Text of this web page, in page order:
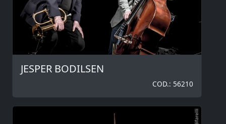
JESPER BODILSEN
COD.: 56210